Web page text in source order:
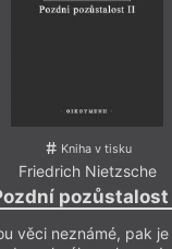
Kniha v tisku
Friedrich Nietzsche
pozůstalost
věci neznámé, pak